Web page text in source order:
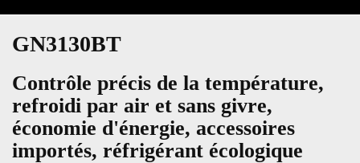
GN3130BT
Contrôle précis de la température,
refroidi par air et sans givre,
économie d'énergie, accessoires
importés, réfrigérant écologique